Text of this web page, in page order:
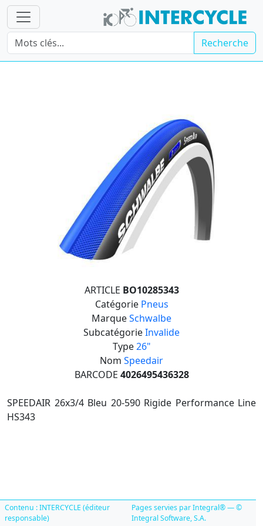
Recherche
ARTICLE BO10285343
Catégorie Pneus
MarqueSchwalbe
SubcatégorieInvalide
Type26"
Nom Speedair
BARCODE 4026495436328
SPEEDAIR 26x3/4 Bleu 20-590 Rigide Performance Line
HS343
Contenu : INTERCYCLE (éditeur
responsable)
Pages servies par Integral® — ©
Integral Software, S.A.